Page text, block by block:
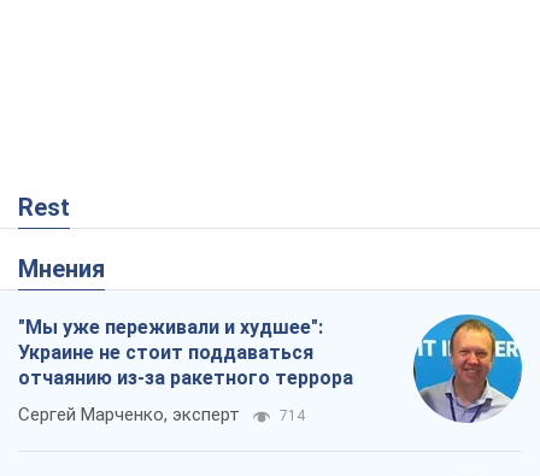
Rest
Мнения
"Мы уже переживали и худшее":
Украине не стоит поддаваться
отчаянию из-за ракетного террора
Сергей Марченко, эксперт 714